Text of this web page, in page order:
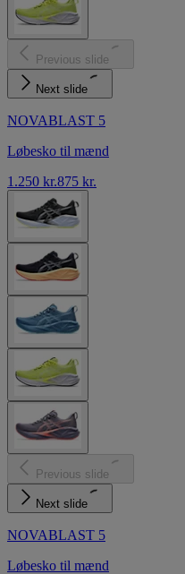
Previous slide
Next slide
NOVABLAST 5
Løbesko til mænd
1.250 kr.875 kr.
Previous slide
Next slide
NOVABLAST 5
Løbesko til mænd